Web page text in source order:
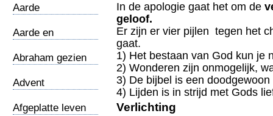
Aarde
Aarde en
Abraham gezien
Advent
Afgeplatte leven
In de apologie gaat het om de
geloof.
Er zijn er vier pijlen tegen het
gaat.
1) Het bestaan van God kun je
2) Wonderen zijn onmogelijk,
3) De bijbel is een
4) Lijden is in strijd met Gods
Verlichting